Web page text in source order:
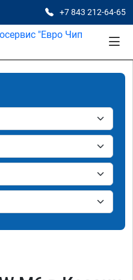
+7 843 212-64-65